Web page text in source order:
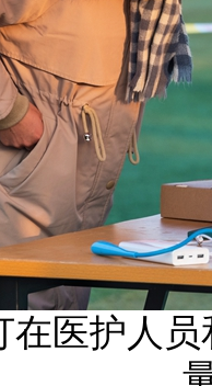
在医护人